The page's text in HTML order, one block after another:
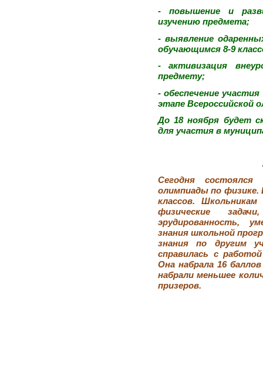
- повышение и
изучению предмета;
- выявление
обучающимся 8-9
- активизация
предмету;
- обеспечение
этапе Всероссийской
До 18 ноября будет
для участия в
Сегодня состоялся
олимпиады по физике.
классов.
физические
эрудированность,
знания школьной
знания по другим
справилась с
Она набрала 16
набрали меньшее
призеров.